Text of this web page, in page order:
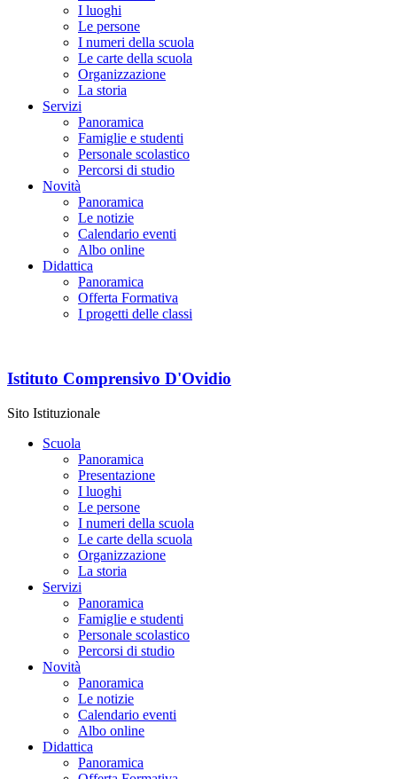
I luoghi
Le persone
I numeri della scuola
Le carte della scuola
Organizzazione
La storia
Servizi
Panoramica
Famiglie e studenti
Personale scolastico
Percorsi di studio
Novità
Panoramica
Le notizie
Calendario eventi
Albo online
Didattica
Panoramica
Offerta Formativa
I progetti delle classi
Istituto Comprensivo D'Ovidio
Sito Istituzionale
Scuola
Panoramica
Presentazione
I luoghi
Le persone
I numeri della scuola
Le carte della scuola
Organizzazione
La storia
Servizi
Panoramica
Famiglie e studenti
Personale scolastico
Percorsi di studio
Novità
Panoramica
Le notizie
Calendario eventi
Albo online
Didattica
Panoramica